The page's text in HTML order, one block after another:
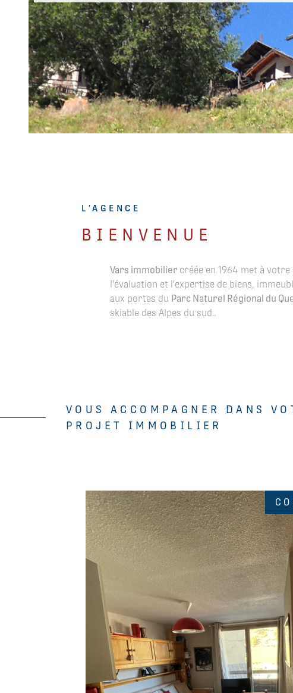
ER
CH
E
L’AGENCE
BIENVENUE
Vars immobilier créée en 1964 met à
l'évaluation et l'expertise de biens,
aux portes du Parc Naturel Régional du
skiable des Alpes du sud..
VOUS ACCOMPAGNER DANS
PROJET IMMOBILIER